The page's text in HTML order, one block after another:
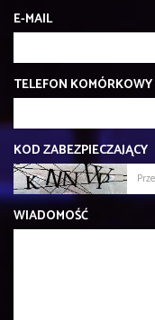
E-MAIL
TELEFON KOMÓRKOWY
KOD ZABEZPIECZAJĄCY
WIADOMOŚĆ